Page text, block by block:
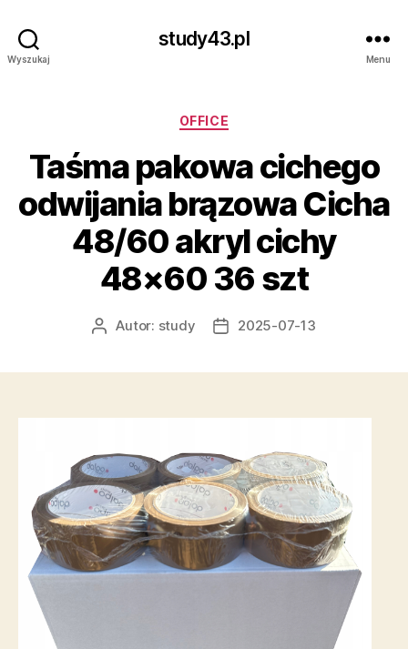
Wyszukaj
study43.pl
Menu
Kategorie
OFFICE
Taśma pakowa cichego
odwijania brązowa Cicha
48/60 akryl cichy
48×60 36 szt
AutorAutor: study
Data2025-07-13